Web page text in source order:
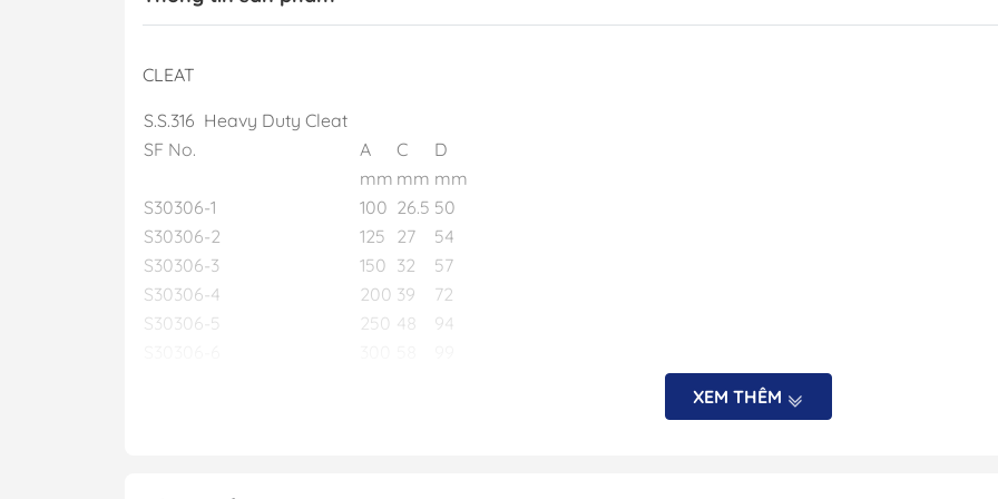
CLEAT
S.S.316 Heavy Duty Cleat
SF No.
A C
D
mm mm mm
S30306-1
100 26.5 50
S30306-2
125 27
54
S30306-3
150 32
57
S30306-4
200 39
72
S30306-5
250 48
94
XEM THÊM